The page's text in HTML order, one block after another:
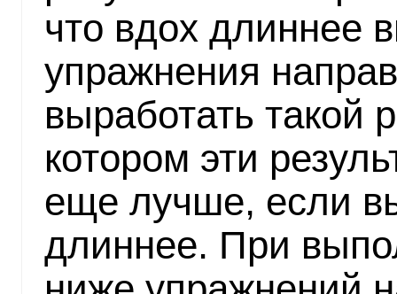
что вдох длиннее
упражнения
выработать такой
котором эти
еще лучше, если
длиннее. При